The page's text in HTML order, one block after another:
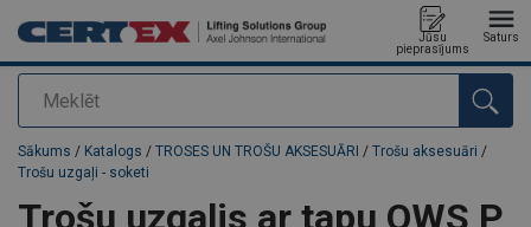
Meklēt
Jūsu
pieprasījums
Saturs
Pievienots jūsu pasūtījumam
Sākums / Katalogs / TROSES UN TROŠU AKSESUĀRI / Trošu aksesuāri /
Trošu uzgaļi - soketi
Trošu uzgalis ar tapu OWS P